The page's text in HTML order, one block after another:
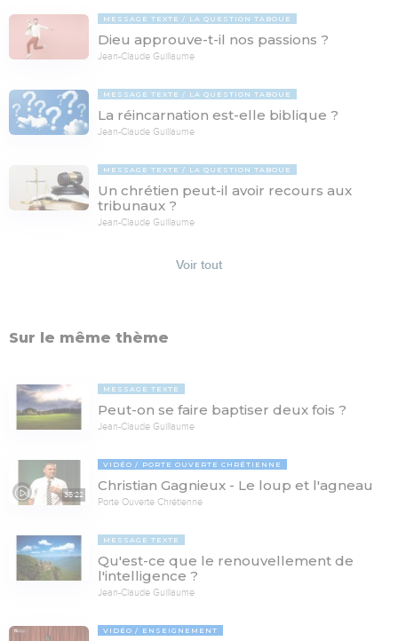
MESSAGE TEXTE LA QUESTION TABOUE
Dieu approuve-t-il nos passions ?
Jean-Claude Guillaume
MESSAGE TEXTE LA QUESTION TABOUE
La réincarnation est-elle biblique ?
Jean-Claude Guillaume
MESSAGE TEXTE LA QUESTION TABOUE
Un chrétien peut-il avoir recours aux
tribunaux ?
Jean-Claude Guillaume
Voir tout
Sur le même thème
MESSAGE TEXTE
Peut-on se faire baptiser deux fois ?
Jean-Claude Guillaume
35:22
VIDÉO PORTE OUVERTE CHRÉTIENNE
Christian Gagnieux - Le loup et l'agneau
Porte Ouverte Chrétienne
MESSAGE TEXTE
Qu'est-ce que le renouvellement de
l'intelligence ?
Jean-Claude Guillaume
VIDÉO ENSEIGNEMENT